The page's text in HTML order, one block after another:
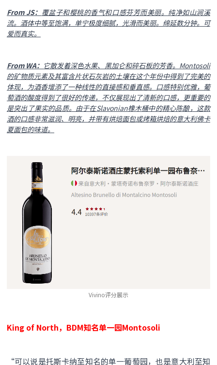
From JS： 覆盆子和樱桃的香气和口感芬芳而美丽。纯净如山涧溪
流。酒体中等至饱满，单宁极度细腻，光滑而美丽。绵延数分钟。可
爱而真实。
From WA： 它散发着深色水果、黑加仑和碎石板的芳香。Montosoli
的矿物质元素及其富含片状石灰岩的土壤在这个年份中得到了完美的
体现，为酒香增添了一种线性的直接感和垂直感。口感特别优雅，葡
萄酒的酸度得到了很好的传递，不仅展现出了清新的口感，更重要的
是突出了果实的品质。由于在Slavonian橡木桶中的精心陈酿，这款
酒的口感非常滋润、明亮，并带有烘焙面包或烤箱烘焙的意大利佛卡
夏面包的味道。
Vivino评分展示
King of North，BDM知名单一园Montosoli
“可以说是托斯卡纳至知名的单一葡萄园，也是意大利至知